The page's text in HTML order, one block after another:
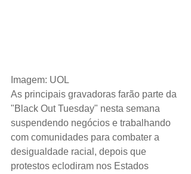
Imagem: UOL
As principais gravadoras farão parte da
"Black Out Tuesday" nesta semana
suspendendo negócios e trabalhando
com comunidades para combater a
desigualdade racial, depois que
protestos eclodiram nos Estados